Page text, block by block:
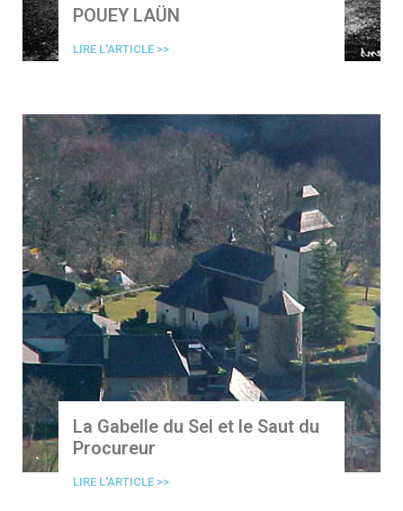
POUEY LAÜN
LIRE L'ARTICLE >>
La Gabelle du Sel et le Saut du
Procureur
LIRE L'ARTICLE >>